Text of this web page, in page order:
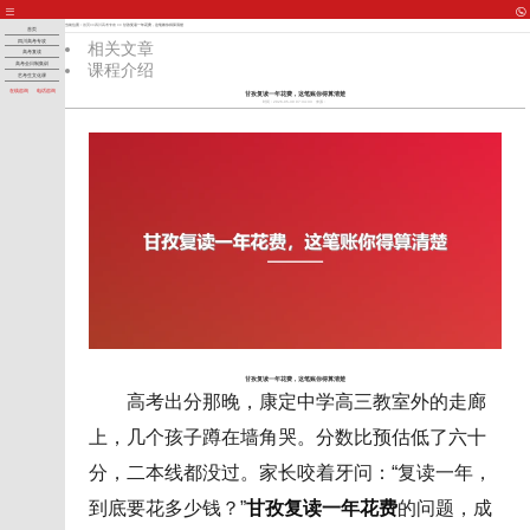
首页
四川高考专攻
高考复读
高考全日制集训
艺考生文化课
在线咨询 电话咨询
当前位置： 首页 >>四川高考专攻>> 甘孜复读一年花费，这笔账你得算清楚
相关文章
课程介绍
甘孜复读一年花费，这笔账你得算清楚
时间：2026-05-30 07:34:33 来源：
甘孜复读一年花费，这笔账你得算清楚
高考出分那晚，康定中学高三教室外的走廊
上，几个孩子蹲在墙角哭。分数比预估低了六十
分，二本线都没过。家长咬着牙问：“复读一年，
到底要花多少钱？”甘孜复读一年花费的问题，成